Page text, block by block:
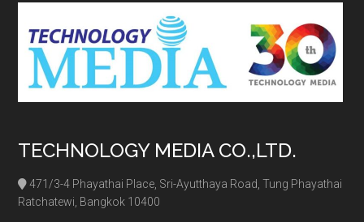
TECHNOLOGY MEDIA CO.,LTD.
471/3-4 Phayathai Place, Sri-Ayutthaya Road, Tung Phayathai
Ratchatewi, Bangkok 10400